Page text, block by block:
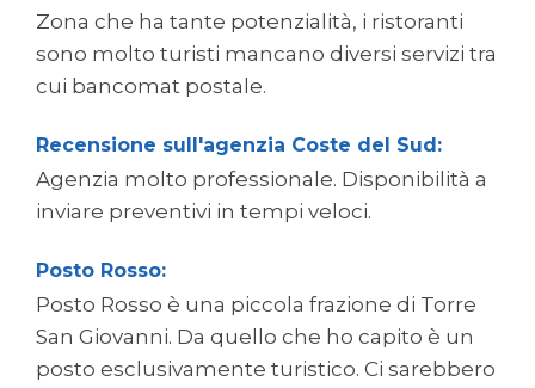
Zona che ha tante potenzialità, i ristoranti
sono molto turisti mancano diversi servizi tra
cui bancomat postale.
Recensione sull'agenzia Coste del Sud:
Agenzia molto professionale. Disponibilità a
inviare preventivi in tempi veloci.
Posto Rosso:
Posto Rosso è una piccola frazione di Torre
San Giovanni. Da quello che ho capito è un
posto esclusivamente turistico. Ci sarebbero